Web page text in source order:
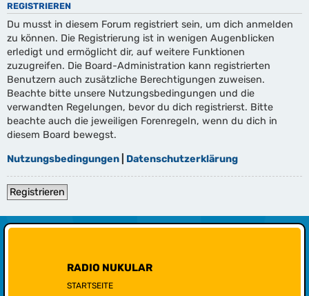
REGISTRIEREN
Du musst in diesem Forum registriert sein, um dich anmelden
zu können. Die Registrierung ist in wenigen Augenblicken
erledigt und ermöglicht dir, auf weitere Funktionen
zuzugreifen. Die Board-Administration kann registrierten
Benutzern auch zusätzliche Berechtigungen zuweisen.
Beachte bitte unsere Nutzungsbedingungen und die
verwandten Regelungen, bevor du dich registrierst. Bitte
beachte auch die jeweiligen Forenregeln, wenn du dich in
diesem Board bewegst.
Nutzungsbedingungen Datenschutzerklärung
Registrieren
RADIO NUKULAR
STARTSEITE